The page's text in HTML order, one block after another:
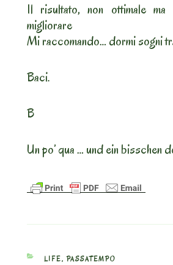
Il risultato, non ottimale ma
migliorare
Mi raccomando… dormi sogni
Baci.
B
Un po’ qua … und ein bisschen
CATEGORIES
LIFE,PASSATEMPO